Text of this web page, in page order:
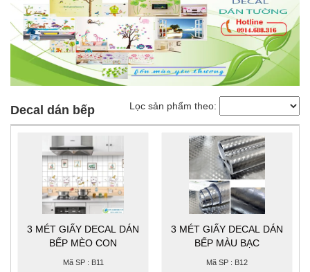
Decal dán bếp Lọc sản phẩm theo:
3 MÉT GIẤY DECAL DÁN
BẾP MÈO CON
Mã SP : B11
3 MÉT GIẤY DECAL DÁN
BẾP MÀU BẠC
Mã SP : B12